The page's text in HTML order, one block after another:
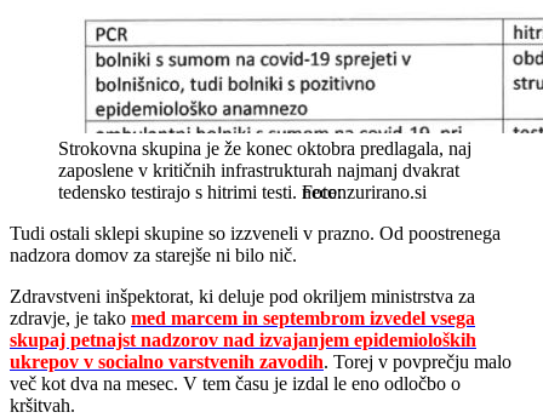
Strokovna skupina je že konec oktobra predlagala, naj
zaposlene v kritičnih infrastrukturah najmanj dvakrat
tedensko testirajo s hitrimi testi. necenzurirano.si
Tudi ostali sklepi skupine so izzveneli v prazno. Od poostrenega
nadzora domov za starejše ni bilo nič.
Zdravstveni inšpektorat, ki deluje pod okriljem ministrstva za
zdravje, je tako med marcem in septembrom izvedel vsega
skupaj petnajst nadzorov nad izvajanjem epidemioloških
ukrepov v socialno varstvenih zavodih. Torej v povprečju malo
več kot dva na mesec. V tem času je izdal le eno odločbo o
kršitvah.